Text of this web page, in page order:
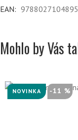
EAN: 9788027104895
Mohlo by Vás
NOVINKA -11 %